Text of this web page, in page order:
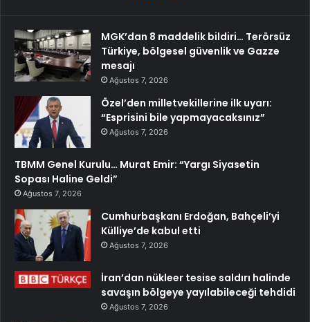
MGK’dan 8 maddelik bildiri… Terörsüz
Türkiye, bölgesel güvenlik ve Gazze
mesajı
Ağustos 7, 2026
Özel’den milletvekillerine ilk uyarı:
“Esprisini bile yapmayacaksınız”
Ağustos 7, 2026
TBMM Genel Kurulu… Murat Emir: “Yargı Siyasetin
Sopası Haline Geldi”
Ağustos 7, 2026
Cumhurbaşkanı Erdoğan, Bahçeli’yi
Külliye’de kabul etti
Ağustos 7, 2026
İran’dan nükleer tesise saldırı halinde
savaşın bölgeye yayılabileceği tehdidi
Ağustos 7, 2026